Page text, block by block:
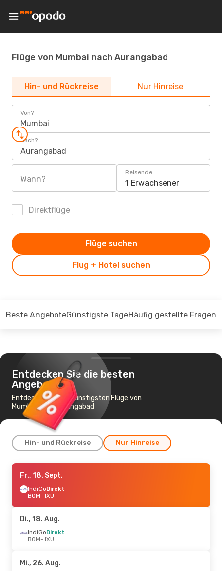
Flüge von Mumbai nach Aurangabad
Hin- und Rückreise Nur Hinreise
Von?
Mumbai
Nach?
Aurangabad
Wann?
Reisende
1 Erwachsener
Direktflüge
Flug + Hotel suchen
Flüge suchen
Beste AngeboteGünstigste TageHäufig gestellte Fragen
Entdecken Sie die besten
Angebote
Entdecken Sie die günstigsten Flüge von
Mumbai nach Aurangabad
Hin- und Rückreise Nur Hinreise
Do., 27. Aug.
IndiGoDirekt
BOM- IXU
IXU- BOM
Mo., 17. Aug.- Mi., 19. Aug.
IndiGo Direkt
IXU- BOM
Fr., 18. Sept.
IndiGoDirekt
BOM- IXU
Di., 18. Aug.
IndiGoDirekt
BOM- IXU
Mi., 26. Aug.